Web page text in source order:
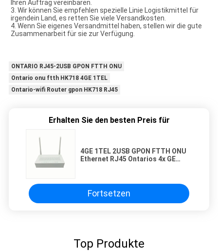
Ihren Auftrag vereinbaren.
3. Wir können Sie empfehlen spezielle Linie Logistikmittel für
irgendein Land, es retten Sie viele Versandkosten.
4. Wenn Sie eigenes Versandmittel haben, stellen wir die gute
Zusammenarbeit für sie zur Verfügung.
ONTARIO RJ45-2USB GPON FTTH ONU
Ontario onu ftth HK718 4GE 1TEL
Ontario-wifi Router gpon HK718 RJ45
Erhalten Sie den besten Preis für
4GE 1TEL 2USB GPON FTTH ONU
Ethernet RJ45 Ontarios 4x GE
Fortsetzen
Top Produkte